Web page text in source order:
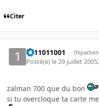
Citer
1011011001 INpactien
Posté(e) le 29 juillet 2005
zalman 700 que du bon
si tu overcloque ta carte